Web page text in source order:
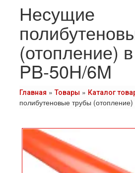
Несущие
(отопление)
PB-50H/6M
Главная »Товары » Каталог
полибутеновые трубы